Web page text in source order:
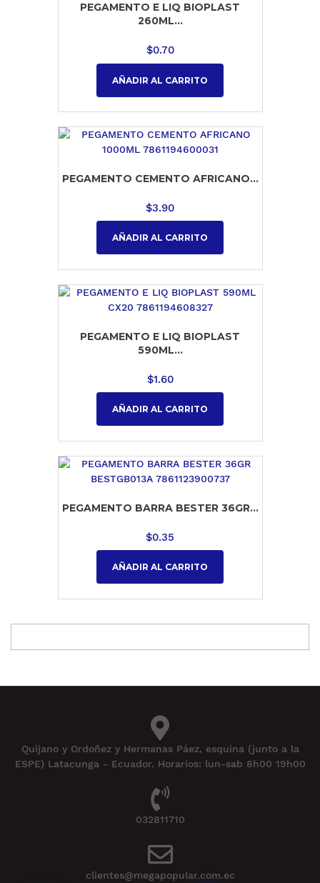
PEGAMENTO E LIQ BIOPLAST
260ML...
$0.70
AÑADIR AL CARRITO
PEGAMENTO CEMENTO AFRICANO...
$3.90
AÑADIR AL CARRITO
PEGAMENTO E LIQ BIOPLAST
590ML...
$1.60
AÑADIR AL CARRITO
PEGAMENTO BARRA BESTER 36GR...
$0.35
AÑADIR AL CARRITO
Quijano y Ordoñez y Hermanas Páez, esquina (junto a la
ESPE) Latacunga - Ecuador. Horarios: lun-sab 8h00 19h00
032811710
clientes@megapopular.com.ec